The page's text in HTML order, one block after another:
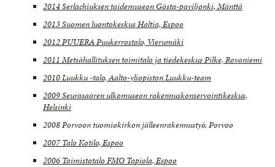
2014 Serlachiuksen taidemuseon Gösta-paviljonki, Mänttä
2013 Suomen luontokeskus Haltia, Espoo
2012 PUUERA Puukerrostalo, Vierumäki
2011 Metsähallituksen toimitalo ja tiedekeskus Pilke, Rovaniemi
2010 Luukku -talo, Aalto-yliopiston Luukku-team
2009 Seurasaaren ulkomuseon rakennuskonservointikeskus,
Helsinki
2008 Porvoon tuomiokirkon jälleenrakennustyö, Porvoo
2007 Talo Kotilo, Espoo
2006 Toimistotalo FMO Tapiola, Espoo